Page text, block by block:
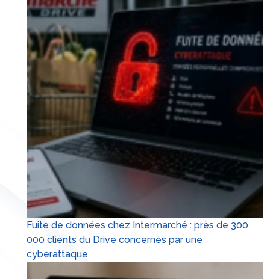
Fuite de données chez Intermarché : près de 300
000 clients du Drive concernés par une
cyberattaque